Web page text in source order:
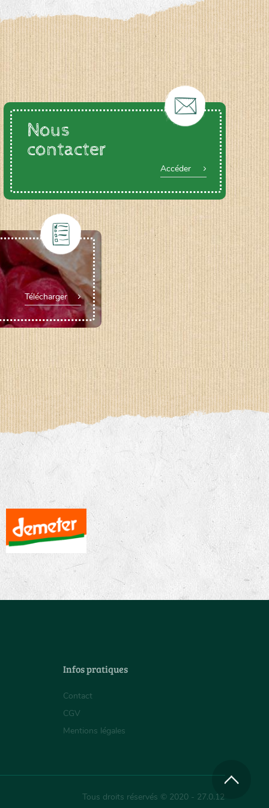
Nous
contacter
Accéder
Télécharger
Infos pratiques
Contact
CGV
Mentions légales
Tous droits réservés © 2020 - 27.0.12